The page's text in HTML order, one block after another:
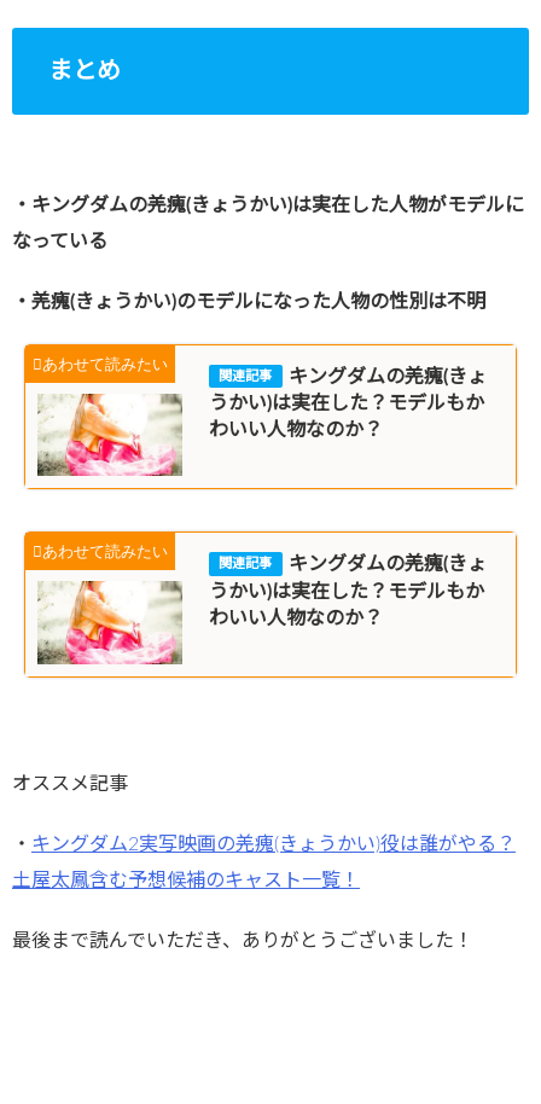
まとめ
・キングダムの羌瘣(きょうかい)は実在した人物がモデルに
なっている
・羌瘣(きょうかい)のモデルになった人物の性別は不明
キングダムの羌瘣(きょ
うかい)は実在した？モデルもか
わいい人物なのか？
キングダムの羌瘣(きょ
うかい)は実在した？モデルもか
わいい人物なのか？
オススメ記事
・ キングダム2実写映画の羌瘣(きょうかい)役は誰がやる？
土屋太鳳含む予想候補のキャスト一覧！
最後まで読んでいただき、ありがとうございました！